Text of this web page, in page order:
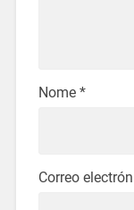
Nome *
Correo